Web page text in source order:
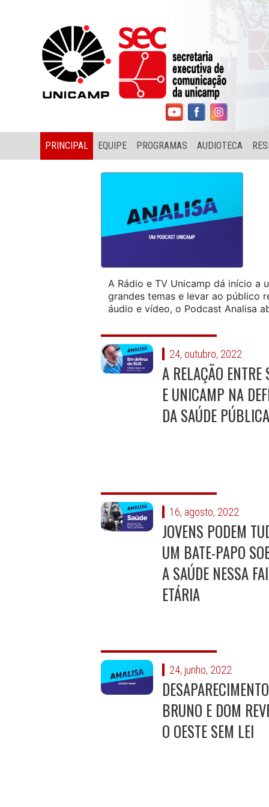
PRINCIPAL EQUIPE PROGRAMAS AUDIOTECA
A Rádio e TV Unicamp dá início
grandes temas e levar ao público
áudio e vídeo, o Podcast Analisa
24, outubro, 2022
A RELAÇÃO ENTRE
E UNICAMP NA
DA SAÚDE PÚBLICA
16, agosto, 2022
JOVENS PODEM
UM BATE-PAPO
A SAÚDE NESSA
ETÁRIA
24, junho, 2022
BRUNO E DOM
O OESTE SEM LEI